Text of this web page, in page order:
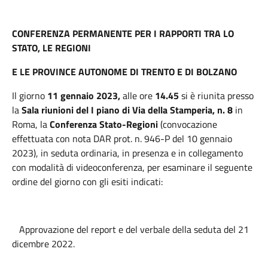
CONFERENZA PERMANENTE PER I RAPPORTI TRA LO
STATO, LE REGIONI
E LE PROVINCE AUTONOME DI TRENTO E DI BOLZANO
Il giorno 11 gennaio 2023,alle ore 14.45si è riunita presso
laSala riunioni del I piano di Via della Stamperia, n. 8 in
Roma, laConferenza Stato-Regioni(convocazione
effettuata con nota DAR prot. n. 946-P del 10 gennaio
2023), in seduta ordinaria, in presenza e in collegamento
con modalità di videoconferenza, per esaminare il seguente
ordine del giorno con gli esiti indicati:
Approvazione del report e del verbale della seduta del 21
dicembre 2022.